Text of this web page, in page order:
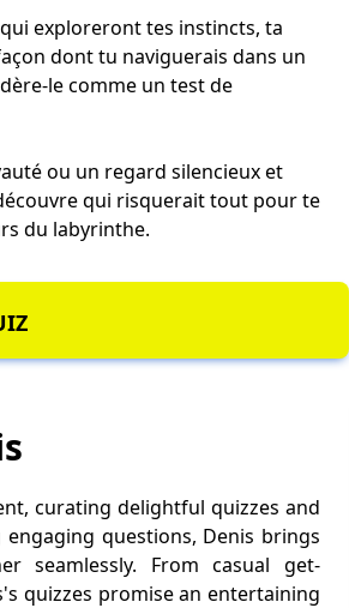
exploreront tes instincts, ta
dont tu naviguerais dans un
le comme un test de
ou un regard silencieux et
qui risquerait tout pour te
du labyrinthe.
curating delightful quizzes and
questions, Denis brings
seamlessly. From casual get-
quizzes promise an entertaining